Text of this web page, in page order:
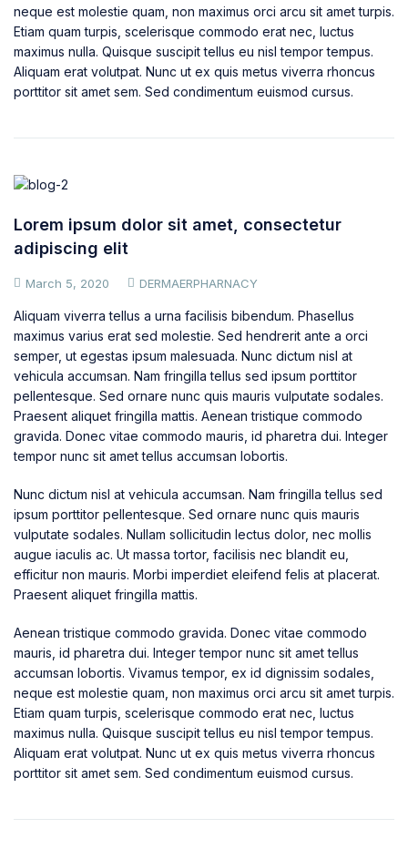
neque est molestie quam, non maximus orci arcu sit amet turpis.
Etiam quam turpis, scelerisque commodo erat nec, luctus
maximus nulla. Quisque suscipit tellus eu nisl tempor tempus.
Aliquam erat volutpat. Nunc ut ex quis metus viverra rhoncus
porttitor sit amet sem. Sed condimentum euismod cursus.
Lorem ipsum dolor sit amet, consectetur
adipiscing elit
March 5, 2020 DERMAERPHARNACY
Aliquam viverra tellus a urna facilisis bibendum. Phasellus
maximus varius erat sed molestie. Sed hendrerit ante a orci
semper, ut egestas ipsum malesuada. Nunc dictum nisl at
vehicula accumsan. Nam fringilla tellus sed ipsum porttitor
pellentesque. Sed ornare nunc quis mauris vulputate sodales.
Praesent aliquet fringilla mattis. Aenean tristique commodo
gravida. Donec vitae commodo mauris, id pharetra dui. Integer
tempor nunc sit amet tellus accumsan lobortis.
Nunc dictum nisl at vehicula accumsan. Nam fringilla tellus sed
ipsum porttitor pellentesque. Sed ornare nunc quis mauris
vulputate sodales. Nullam sollicitudin lectus dolor, nec mollis
augue iaculis ac. Ut massa tortor, facilisis nec blandit eu,
efficitur non mauris. Morbi imperdiet eleifend felis at placerat.
Praesent aliquet fringilla mattis.
Aenean tristique commodo gravida. Donec vitae commodo
mauris, id pharetra dui. Integer tempor nunc sit amet tellus
accumsan lobortis. Vivamus tempor, ex id dignissim sodales,
neque est molestie quam, non maximus orci arcu sit amet turpis.
Etiam quam turpis, scelerisque commodo erat nec, luctus
maximus nulla. Quisque suscipit tellus eu nisl tempor tempus.
Aliquam erat volutpat. Nunc ut ex quis metus viverra rhoncus
porttitor sit amet sem. Sed condimentum euismod cursus.